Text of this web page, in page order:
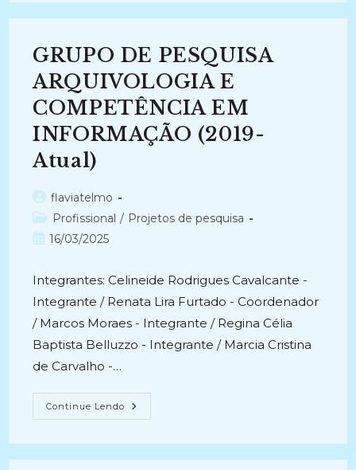
ARQUIVISTA
Em
Graduandos
De
Arquivologia
Da
UFBA
GRUPO DE PESQUISA
ARQUIVOLOGIA E
COMPETÊNCIA EM
INFORMAÇÃO (2019-
Atual)
Autor
do
post:
flaviatelmo
Categoria
do
Profissional / Projetos de pesquisa
Post16/03/2025
Integrantes: Celineide Rodrigues Cavalcante -
Integrante / Renata Lira Furtado - Coordenador
/ Marcos Moraes - Integrante / Regina Célia
Baptista Belluzzo - Integrante / Marcia Cristina
de Carvalho -…
Continue Lendo GRUPO
DE
COMPETÊNCIA